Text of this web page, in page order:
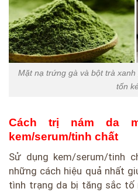
Mặt nạ trứng gà và bột trà
tốn
Cách trị nám da
kem/serum/tinh chất
Sử dụng kem/serum/tinh
những cách hiệu quả nhất
tình trạng da bị tăng sắc tố